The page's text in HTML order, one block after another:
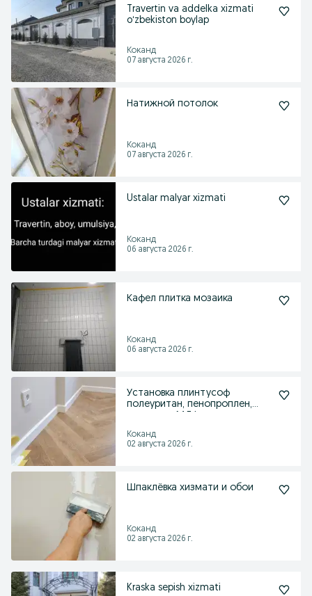
Travertin va addelka xizmati
oʻzbekiston boylap
Коканд
07 августа 2026 г.
Натижной потолок
Коканд
07 августа 2026 г.
Ustalar malyar xizmati
Коканд
06 августа 2026 г.
Кафел плитка мозаика
Коканд
06 августа 2026 г.
Установка плинтусоф
полеуритан, пенопроплен,
Коканд
02 августа 2026 г.
Шпаклёвка хизмати и обои
Коканд
02 августа 2026 г.
Kraska sepish xizmati